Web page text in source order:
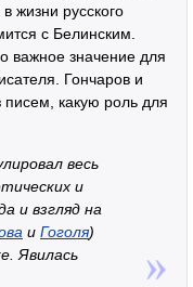
жизни русского
с Белинским.
важное значение для
Гончаров и
писем, какую роль для
весь
и
и взгляд на
и Гоголя)
Явилась